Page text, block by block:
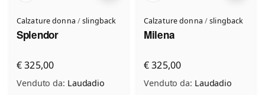
Calzature donna /slingback
Splendor
€ 325,00
Venduto da: Laudadio
Calzature donna /slingback
Milena
€ 325,00
Venduto da: Laudadio